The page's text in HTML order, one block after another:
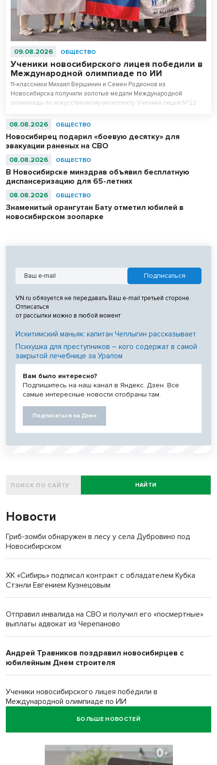
09.08.2026 ОБЩЕСТВО
Ученики новосибирского лицея победили в
Международной олимпиаде по ИИ
11-классники Михаил Вершинин и Семен Родионов из
Новосибирска получили золотые медали Международной
олимпиады по искусственному интеллекту. Ученики лицея №22
абсолютными чемпионами соревнований.
08.08.2026 ОБЩЕСТВО
Новосибирец подарил «боевую десятку» для
эвакуации раненых на СВО
08.08.2026 ОБЩЕСТВО
В Новосибирске минздрав объявил бесплатную
диспансеризацию для 65-летних
08.08.2026 ОБЩЕСТВО
Знаменитый орангутан Бату отметил юбилей в
новосибирском зоопарке
VN.ru обязуется не передавать Ваш e-mail третьей стороне.
Отписаться
от рассылки можно в любой момент
Искитимский маньяк: капитан Чеплыгин рассказывает
Психушка для преступников – кого содержат в самой
закрытой лечебнице за Уралом
Вам было интересно?
Подпишитесь на наш канал в Яндекс. Дзен. Все
самые интересные новости отобраны там.
Подписаться на Дзен
НАЙТИ
Новости
Гриб-зомби обнаружен в лесу у села Дубровино под
Новосибирском
ХК «Сибирь» подписал контракт с обладателем Кубка
Стэнли Евгением Кузнецовым
Отправил инвалида на СВО и получил его «посмертные»
выплаты адвокат из Черепаново
Андрей Травников поздравил новосибирцев с
юбилейным Днем строителя
Ученики новосибирского лицея победили в
Международной олимпиаде по ИИ
БОЛЬШЕ НОВОСТЕЙ